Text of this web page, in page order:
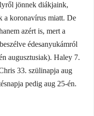
jönnek diákjaink,
a koronavírus miatt. De
azért is, mert a
édesanyukámról
augusztusiak). Haley 7.
33. szülinapja aug
pedig aug 25-én.